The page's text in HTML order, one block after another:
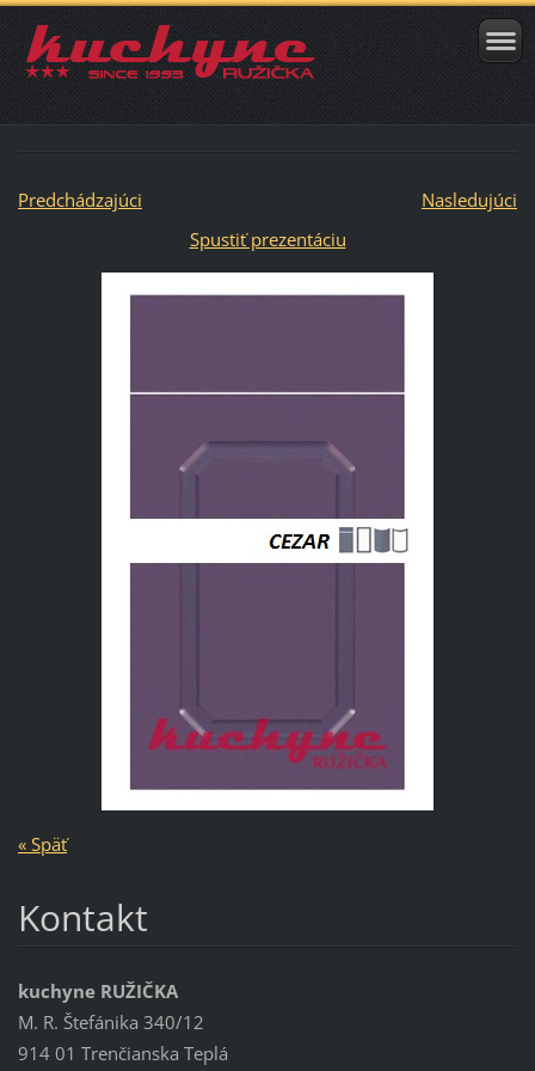
Predchádzajúci
Nasledujúci
Spustiť prezentáciu
« Späť
Kontakt
kuchyne RUŽIČKA
M. R. Štefánika 340/12
914 01 Trenčianska Teplá